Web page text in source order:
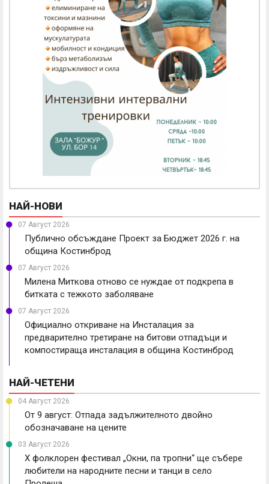
НАЙ-НОВИ
07 Август 2026
Публично обсъждане Проект за Бюджет 2026 г. на
община Костинброд
07 Август 2026
Милена Миткова отново се нуждае от подкрепа в
битката с тежкото заболяване
07 Август 2026
Официално откриване на Инсталация за
предварително третиране на битови отпадъци и
компостираща инсталация в община Костинброд
НАЙ-ЧЕТЕНИ
04 Август 2026
От 9 август: Отпада задължителното двойно
обозначаване на цените
03 Август 2026
X фолклорен фестивал „Окни, па тропни“ ще събере
любители на народните песни и танци в село